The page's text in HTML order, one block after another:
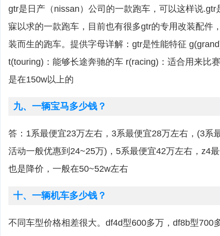
gtr是日产（nissan）公司的一款跑车，可以这样说.gtr
寐以求的一款跑车，目前也有很多gtr的专用改装配件
装而生的跑车。提供字母详解：gtr是性能特征
t(touring)：能够长途奔驰的车 r(racing)：适合用来比
是在150w以上的
九、一辆宝马多少钱？
答：1系最便宜23万左右，3系最便宜28万左右，(3系
活动一般优惠到24~25万)，5系最便宜42万左右，z4
也是降价，一般在50~52w左右
十、一辆机车多少钱？
不同车型价格相差很大。df4d型600多万，df8b型700